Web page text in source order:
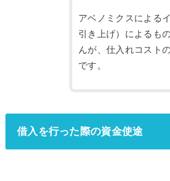
アベノミクスによる
引き上げ）によるも
んが、仕入れコスト
です。
借入を行った際の資金使途